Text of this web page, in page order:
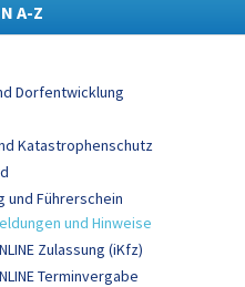
A-Z
Dorfentwicklung
Katastrophenschutz
und Führerschein
und Hinweise
Zulassung (iKfz)
Terminvergabe